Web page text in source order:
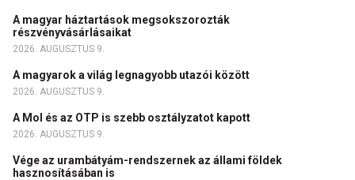
A magyar háztartások megsokszorozták
részvényvásárlásaikat
2026. AUGUSZTUS 9.
A magyarok a világ legnagyobb utazói között
2026. AUGUSZTUS 9.
A Mol és az OTP is szebb osztályzatot kapott
2026. AUGUSZTUS 9.
Vége az urambátyám-rendszernek az állami földek
hasznosításában is